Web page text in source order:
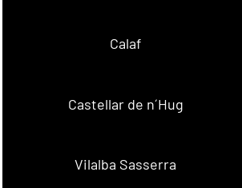
Calaf
Castellar de n´Hug
Vilalba Sasserra